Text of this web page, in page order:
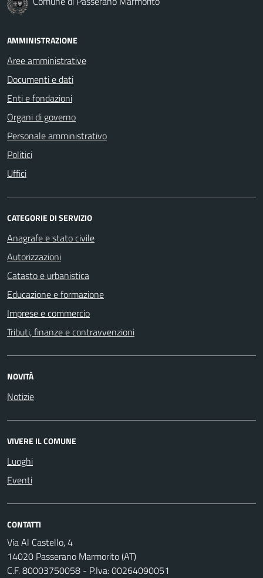
AMMINISTRAZIONE
Aree amministrative
Documenti e dati
Enti e fondazioni
Organi di governo
Personale amministrativo
Politici
Uffici
CATEGORIE DI SERVIZIO
Anagrafe e stato civile
Autorizzazioni
Catasto e urbanistica
Educazione e formazione
Imprese e commercio
Tributi, finanze e contravvenzioni
NOVITÀ
Notizie
VIVERE IL COMUNE
Luoghi
Eventi
CONTATTI
Via Al Castello, 4
14020 Passerano Marmorito (AT)
C.F. 80003750058 - P.Iva: 00264090051